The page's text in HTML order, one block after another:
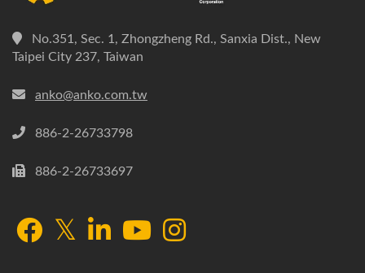
No.351, Sec. 1, Zhongzheng Rd., Sanxia Dist., New
Taipei City 237, Taiwan
anko@anko.com.tw
886-2-26733798
886-2-26733697